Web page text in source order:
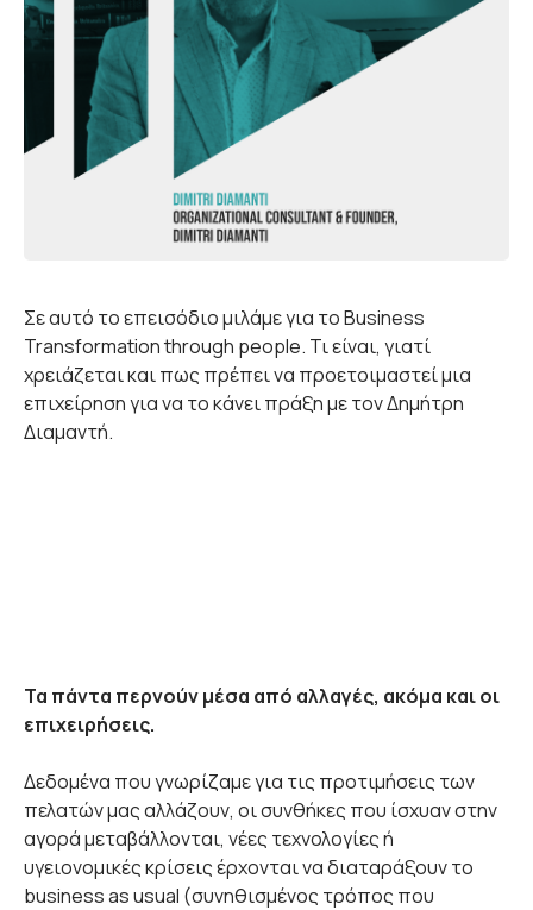
Σε αυτό το επεισόδιο μιλάμε για το Business
Transformation through people. Τι είναι, γιατί
χρειάζεται και πως πρέπει να προετοιμαστεί μια
επιχείρηση για να το κάνει πράξη με τον Δημήτρη
Διαμαντή.
Τα πάντα περνούν μέσα από αλλαγές, ακόμα και οι
επιχειρήσεις.
Δεδομένα που γνωρίζαμε για τις προτιμήσεις των
πελατών μας αλλάζουν, οι συνθήκες που ίσχυαν στην
αγορά μεταβάλλονται, νέες τεχνολογίες ή
υγειονομικές κρίσεις έρχονται να διαταράξουν το
business as usual (συνηθισμένος τρόπος που